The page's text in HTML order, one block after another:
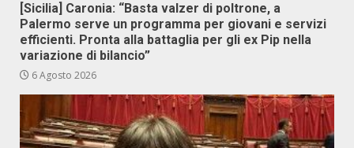
[Sicilia] Caronia: “Basta valzer di poltrone, a
Palermo serve un programma per giovani e servizi
efficienti. Pronta alla battaglia per gli ex Pip nella
variazione di bilancio”
6 Agosto 2026